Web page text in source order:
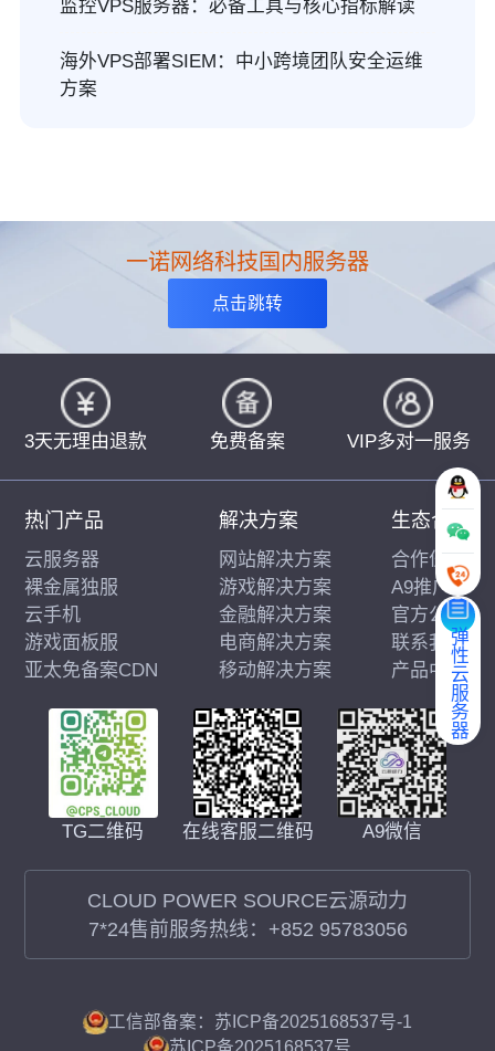
监控VPS服务器：必备工具与核心指标解读
海外VPS部署SIEM：中小跨境团队安全运维
方案
弹性云服务器
一诺网络科技国内服务器
点击跳转
3天无理由退款 免费备案 VIP多对一服务
TG二维码 在线客服二维码 A9微信
CLOUD POWER SOURCE云源动力
7*24售前服务热线： +852 95783056
热门产品
云服务器
裸金属独服
云手机
游戏面板服
亚太免备案CDN
解决方案
网站解决方案
游戏解决方案
金融解决方案
电商解决方案
移动解决方案
生态合作
合作伙伴
A9推广
官方公告
联系我们
产品中心
工信部备案：苏ICP备2025168537号-1
苏ICP备2025168537号